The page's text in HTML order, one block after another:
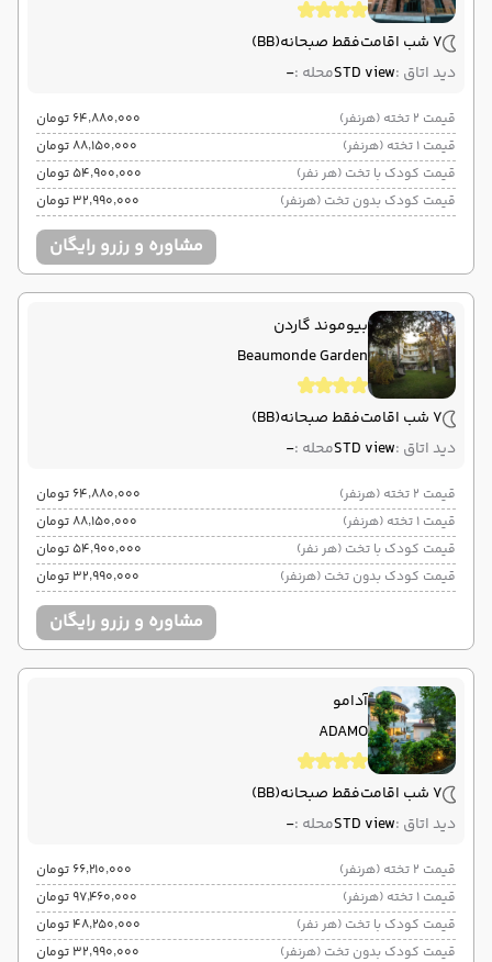
7 شب اقامت فقط صبحانه(BB)
دید اتاق :STD viewمحله :-
قیمت 2 تخته (هرنفر)
۶۴٬۸۸۰٬۰۰۰ تومان
قیمت 1 تخته (هرنفر)
۸۸٬۱۵۰٬۰۰۰ تومان
قیمت کودک با تخت (هر نفر)
۵۴٬۹۰۰٬۰۰۰ تومان
قیمت کودک بدون تخت (هرنفر)
۳۲٬۹۹۰٬۰۰۰ تومان
مشاوره و رزرو رایگان
بیوموند گاردن
Beaumonde Garden
7 شب اقامت فقط صبحانه(BB)
دید اتاق :STD viewمحله :-
قیمت 2 تخته (هرنفر)
۶۴٬۸۸۰٬۰۰۰ تومان
قیمت 1 تخته (هرنفر)
۸۸٬۱۵۰٬۰۰۰ تومان
قیمت کودک با تخت (هر نفر)
۵۴٬۹۰۰٬۰۰۰ تومان
قیمت کودک بدون تخت (هرنفر)
۳۲٬۹۹۰٬۰۰۰ تومان
مشاوره و رزرو رایگان
آدامو
ADAMO
7 شب اقامت فقط صبحانه(BB)
دید اتاق :STD viewمحله :-
قیمت 2 تخته (هرنفر)
۶۶٬۲۱۰٬۰۰۰ تومان
قیمت 1 تخته (هرنفر)
۹۷٬۴۶۰٬۰۰۰ تومان
قیمت کودک با تخت (هر نفر)
۴۸٬۲۵۰٬۰۰۰ تومان
قیمت کودک بدون تخت (هرنفر)
۳۲٬۹۹۰٬۰۰۰ تومان